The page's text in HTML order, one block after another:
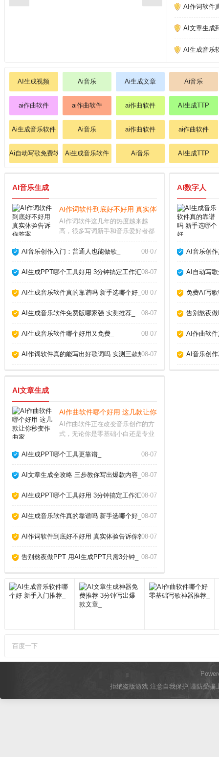
AI作词软件
AI文章生成
AI生成音乐
AI生成视频 Ai音乐 Ai生成文章 Ai音乐
ai作曲软件 ai作曲软件 ai作曲软件 AI生成TTP
Ai生成音乐软件 Ai音乐 ai作曲软件 ai作曲软件
Ai自动写歌免费软件Ai生成音乐软件 Ai音乐 AI生成TTP
AI音乐生成
AI作词软件到底好不好用 真实体验告诉你答案_
AI作词软件这几年的热度越来越
高，很多写词新手和音乐爱好者都
的实际体验来看，它确实能帮我们
正打动人心的句子，还得靠人工打
AI音乐创作入门：普通人也能做歌_ 08-07
AI生成PPT哪个工具好用 3分钟搞定工作汇报_
08-07
AI生成音乐软件真的靠谱吗 新手选哪个好_ 08-07
AI生成音乐软件免费版哪家强 实测推荐_ 08-07
AI生成音乐软件哪个好用又免费_ 08-07
AI作词软件真的能写出好歌词吗 实测三款热门工具告诉你答案_
08-07
AI数字人
AI音乐创
AI自动写
免费AI写
告别熬夜
AI作曲软
AI音乐创
AI文章生成
AI作曲软件哪个好用 这几款让你秒变作曲家_
AI作曲软件正在改变音乐创作的方
式，无论你是零基础小白还是专业
律、和弦甚至完整编曲。我作为音
分享最实用的经验和推荐。AI作曲
AI生成PPT哪个工具更靠谱_ 08-07
AI文章生成全攻略 三步教你写出爆款内容_ 08-07
AI生成PPT哪个工具好用 3分钟搞定工作汇报_
08-07
AI生成音乐软件真的靠谱吗 新手选哪个好_ 08-07
AI作词软件到底好不好用 真实体验告诉你答案_
08-07
告别熬夜做PPT 用AI生成PPT只需3分钟_ 08-07
百度一下
拒绝盗版游戏 注意自我保护 谨防受